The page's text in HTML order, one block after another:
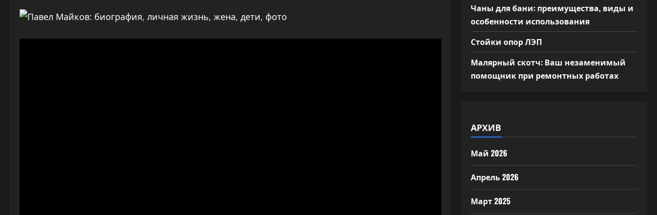
Чаны для бани: преимущества, виды и
особенности использования
Стойки опор ЛЭП
Малярный скотч: Ваш незаменимый
помощник при ремонтных работах
АРХИВ
Май 2026
Апрель 2026
Март 2025